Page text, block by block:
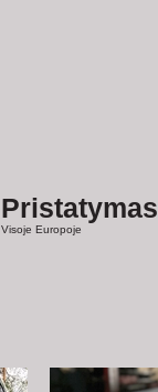
Pristatymas
Visoje Europoje